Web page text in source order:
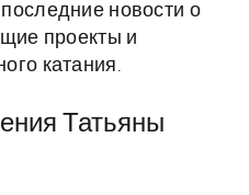
новости о
проекты и
катания.
Татьяны